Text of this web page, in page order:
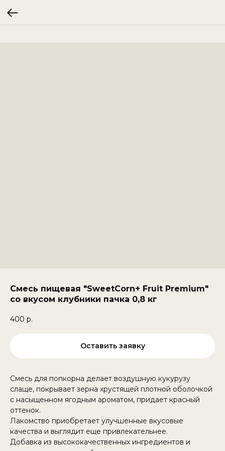
Смесь пищевая "SweetCorn+ Fruit Premium"
со вкусом клубники пачка 0,8 кг
400 р.
Оставить заявку
Смесь для попкорна делает воздушную кукурузу
слаще, покрывает зерна хрустящей плотной оболочкой
с насыщенном ягодным ароматом, придает красный
оттенок.
Лакомство приобретает улучшенные вкусовые
качества и выглядит еще привлекательнее.
Добавка из высококачественных ингредиентов и